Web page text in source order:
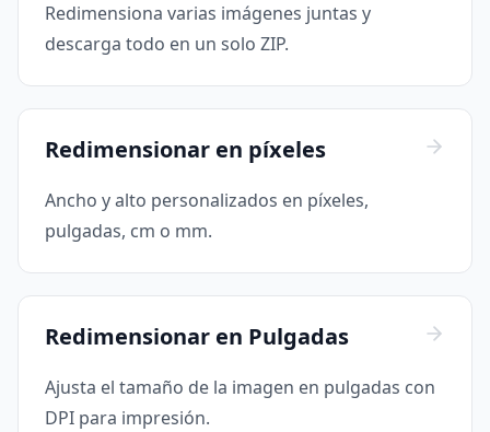
Redimensiona varias imágenes juntas y
descarga todo en un solo ZIP.
Redimensionar en píxeles
Ancho y alto personalizados en píxeles,
pulgadas, cm o mm.
Redimensionar en Pulgadas
Ajusta el tamaño de la imagen en pulgadas con
DPI para impresión.